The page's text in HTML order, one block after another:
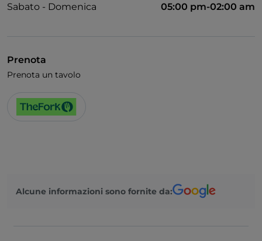
Sabato - Domenica
05:00 pm-02:00 am
Prenota
Prenota un tavolo
Alcune informazioni sono fornite da: